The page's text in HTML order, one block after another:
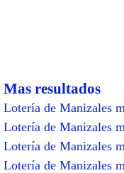
Mas resultados
Lotería de Manizales
Lotería de Manizales
Lotería de Manizales
Lotería de Manizales